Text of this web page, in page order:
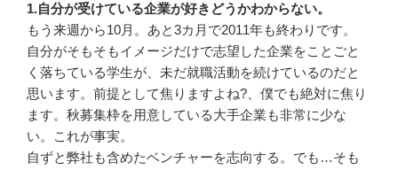
1.自分が受けている企業が好きどうかわからない。
もう来週から10月。あと3カ月で2011年も終わりです。
自分がそもそもイメージだけで志望した企業をことごと
く落ちている学生が、未だ就職活動を続けているのだと
思います。前提として焦りますよね?、僕でも絶対に焦り
ます。秋募集枠を用意している大手企業も非常に少な
い。これが事実。
自ずと弊社も含めたベンチャーを志向する。でも…そも